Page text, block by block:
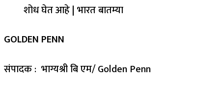
GOLDEN PENN
संपादक : भाग्यश्री बि एम/ Golden Penn